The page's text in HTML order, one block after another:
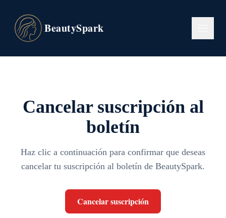
BeautySpark
Cancelar suscripción al
boletín
Haz clic a continuación para confirmar que deseas
cancelar tu suscripción al boletín de BeautySpark.
Cancelar suscripción